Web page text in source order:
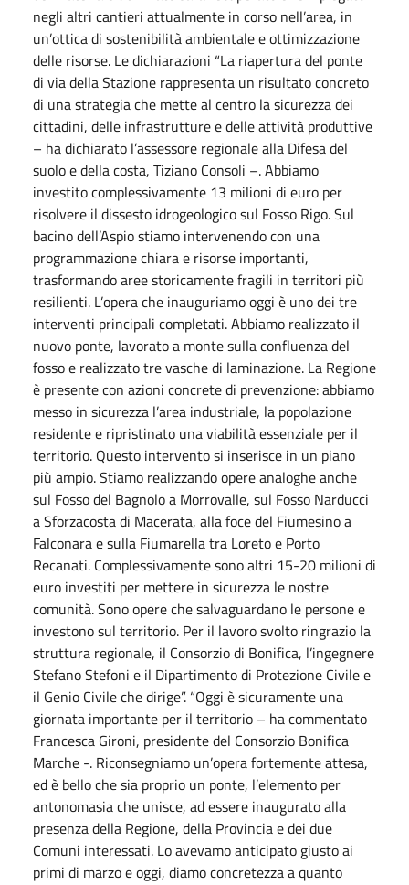
negli altri cantieri attualmente in corso nell’area, in
un’ottica di sostenibilità ambientale e ottimizzazione
delle risorse. Le dichiarazioni “La riapertura del ponte
di via della Stazione rappresenta un risultato concreto
di una strategia che mette al centro la sicurezza dei
cittadini, delle infrastrutture e delle attività produttive
– ha dichiarato l’assessore regionale alla Difesa del
suolo e della costa, Tiziano Consoli –. Abbiamo
investito complessivamente 13 milioni di euro per
risolvere il dissesto idrogeologico sul Fosso Rigo. Sul
bacino dell’Aspio stiamo intervenendo con una
programmazione chiara e risorse importanti,
trasformando aree storicamente fragili in territori più
resilienti. L’opera che inauguriamo oggi è uno dei tre
interventi principali completati. Abbiamo realizzato il
nuovo ponte, lavorato a monte sulla confluenza del
fosso e realizzato tre vasche di laminazione. La Regione
è presente con azioni concrete di prevenzione: abbiamo
messo in sicurezza l’area industriale, la popolazione
residente e ripristinato una viabilità essenziale per il
territorio. Questo intervento si inserisce in un piano
più ampio. Stiamo realizzando opere analoghe anche
sul Fosso del Bagnolo a Morrovalle, sul Fosso Narducci
a Sforzacosta di Macerata, alla foce del Fiumesino a
Falconara e sulla Fiumarella tra Loreto e Porto
Recanati. Complessivamente sono altri 15-20 milioni di
euro investiti per mettere in sicurezza le nostre
comunità. Sono opere che salvaguardano le persone e
investono sul territorio. Per il lavoro svolto ringrazio la
struttura regionale, il Consorzio di Bonifica, l’ingegnere
Stefano Stefoni e il Dipartimento di Protezione Civile e
il Genio Civile che dirige”. “Oggi è sicuramente una
giornata importante per il territorio – ha commentato
Francesca Gironi, presidente del Consorzio Bonifica
Marche -. Riconsegniamo un’opera fortemente attesa,
ed è bello che sia proprio un ponte, l’elemento per
antonomasia che unisce, ad essere inaugurato alla
presenza della Regione, della Provincia e dei due
Comuni interessati. Lo avevamo anticipato giusto ai
primi di marzo e oggi, diamo concretezza a quanto